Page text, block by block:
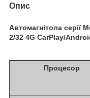
Опис
Автомагнітола серії
2/32 4G CarPlay/
Процесор